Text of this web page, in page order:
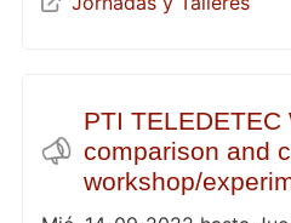
PTI TELEDETEC
comparison and
workshop/